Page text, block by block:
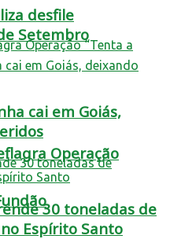
Operação
desfile
Setembro
cai em Goiás,
30 toneladas de
Espírito Santo